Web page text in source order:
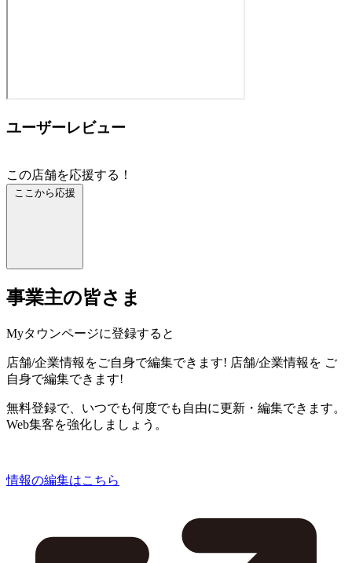
ユーザーレビュー
この店舗を応援する！
ここから応援
事業主の皆さま
Myタウンページに登録すると
店舗/企業情報をご自身で編集できます! 店舗/企業情報を ご
自身で編集できます!
無料登録で、いつでも何度でも自由に更新・編集できます。
Web集客を強化しましょう。
情報の編集はこちら